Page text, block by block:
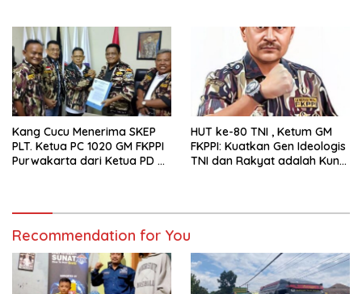
Barat
Kang Cucu Menerima SKEP
PLT. Ketua PC 1020 GM FKPPI
Purwakarta dari Ketua PD X
HUT ke-80 TNI , Ketum GM
FKPPI: Kuatkan Gen Ideologis
TNI dan Rakyat adalah Kunci
Recommendation for You